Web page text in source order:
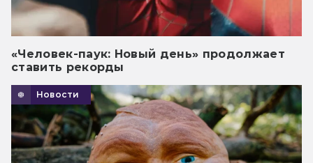
«Человек-паук: Новый день» продолжает
ставить рекорды
Новости